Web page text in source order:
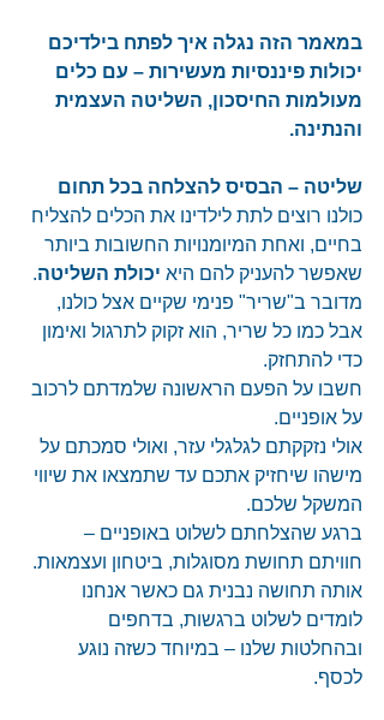
במאמר הזה נגלה איך לפתח בילדיכם
יכולות פיננסיות מעשירות – עם כלים
מעולמות החיסכון, השליטה העצמית
והנתינה.
שליטה – הבסיס להצלחה בכל תחום
כולנו רוצים לתת לילדינו את הכלים להצליח
בחיים, ואחת המיומנויות החשובות ביותר
שאפשר להעניק להם היא יכולת השליטה.
מדובר ב"שריר" פנימי שקיים אצל כולנו,
אבל כמו כל שריר, הוא זקוק לתרגול ואימון
כדי להתחזק.
חשבו על הפעם הראשונה שלמדתם לרכוב
על אופניים.
אולי נזקקתם לגלגלי עזר, ואולי סמכתם על
מישהו שיחזיק אתכם עד שתמצאו את שיווי
המשקל שלכם.
ברגע שהצלחתם לשלוט באופניים –
חוויתם תחושת מסוגלות, ביטחון ועצמאות.
אותה תחושה נבנית גם כאשר אנחנו
לומדים לשלוט ברגשות, בדחפים
ובהחלטות שלנו – במיוחד כשזה נוגע
לכסף.